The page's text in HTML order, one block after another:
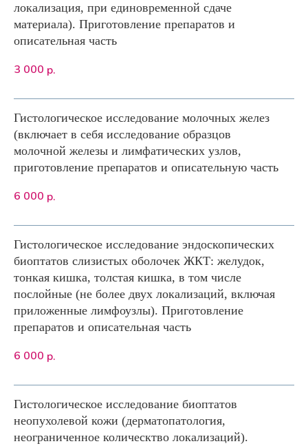
локализация, при единовременной сдаче
материала). Приготовление препаратов и
описательная часть
3 000 р.
Гистологическое исследование молочных желез
(включает в себя исследование образцов
молочной железы и лимфатических узлов,
приготовление препаратов и описательную часть
6 000 р.
Гистологическое исследование эндоскопических
биоптатов слизистых оболочек ЖКТ: желудок,
тонкая кишка, толстая кишка, в том числе
послойные (не более двух локализаций, включая
приложенные лимфоузлы). Приготовление
препаратов и описательная часть
6 000 р.
Гистологическое исследование биоптатов
неопухолевой кожи (дерматопатология,
неограниченное колическтво локализаций).